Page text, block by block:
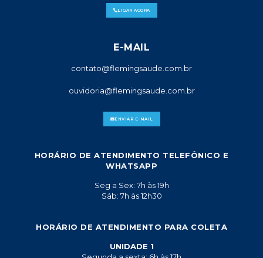
LIGAR AGORA
E-MAIL
contato@flemingsaude.com.br
ouvidoria@flemingsaude.com.br
ENVIAR E-MAIL
HORÁRIO DE ATENDIMENTO TELEFÔNICO E
WHATSAPP
Seg a Sex: 7h às 19h
Sáb: 7h às 12h30
HORÁRIO DE ATENDIMENTO PARA COLETA
UNIDADE 1